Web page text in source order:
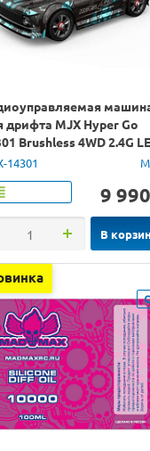
дрифта MJX Hyper Go
Brushless 4WD 2.4G
RTR
14301
9 990
В